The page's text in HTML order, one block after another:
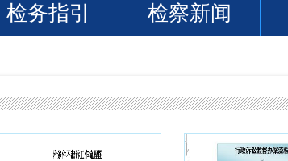
检务指引 检察新闻